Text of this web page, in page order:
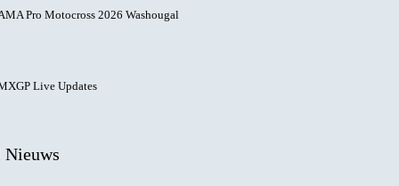
Pro Motocross 2026 Washougal
Live Updates
Nieuws